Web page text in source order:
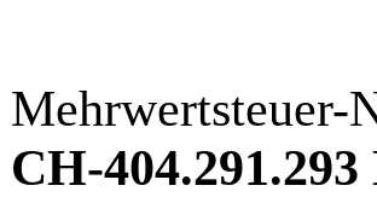
Mehrwertsteuer-
CH-